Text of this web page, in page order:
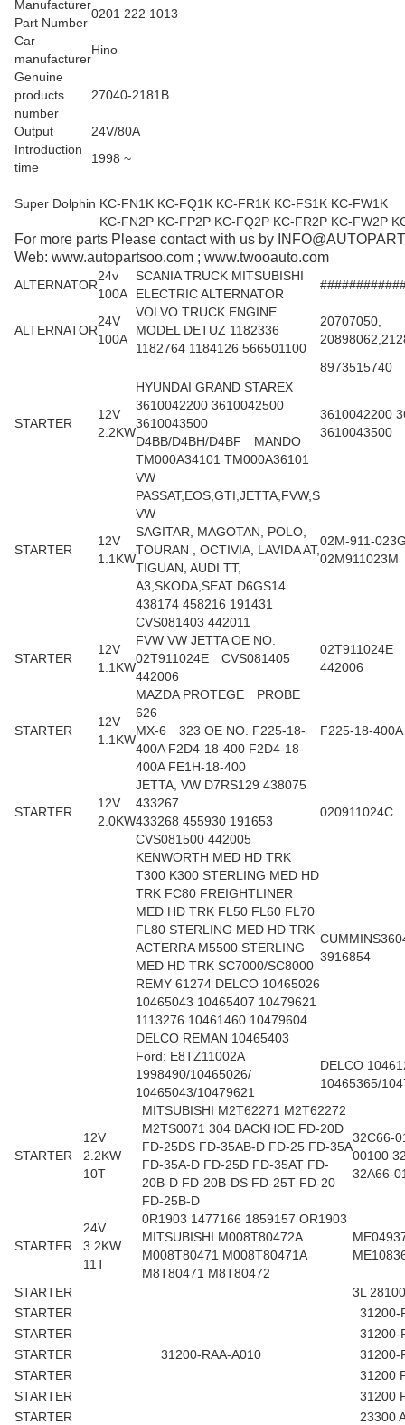
Manufacturer
Part Number
0201 222 1013
Car
manufacturer
Hino
Genuine
products
number
27040-2181B
Output
24V/80A
Introduction
time
1998 ~
Super Dolphin KC-FN1K KC-FQ1K KC-FR1K KC-FS1K KC-FW1K
KC-FN2P KC-FP2P KC-FQ2P KC-FR2P KC-FW2P
For more parts Please contact with us by
Web: www.autopartsoo.com ; www.twooauto.com
ALTERNATOR
24v
100A
SCANIA TRUCK MITSUBISHI
ELECTRIC ALTERNATOR
ALTERNATOR
24V
100A
VOLVO TRUCK ENGINE
MODEL DETUZ 1182336
1182764 1184126 566501100
20707050,
8973515740
STARTER
12V
2.2KW
HYUNDAI GRAND STAREX
3610042200 3610042500
3610043500
D4BB/D4BH/D4BF MANDO
TM000A34101 TM000A36101
3610042200
3610043500
STARTER
12V
1.1KW
VW
PASSAT,EOS,GTI,JETTA,FVW,S
VW
SAGITAR, MAGOTAN, POLO,
TOURAN , OCTIVIA, LAVIDA AT,
TIGUAN, AUDI TT,
A3,SKODA,SEAT D6GS14
438174 458216 191431
CVS081403 442011
02M-911-
02M911023M
STARTER
12V
1.1KW
FVW VW JETTA OE NO.
02T911024E CVS081405
442006
02T911024E
442006
STARTER
12V
1.1KW
MAZDA PROTEGE PROBE
626
MX-6 323 OE NO. F225-18-
400A F2D4-18-400 F2D4-18-
400A FE1H-18-400
F225-18-
STARTER
12V
2.0KW
JETTA, VW D7RS129 438075
433267
433268 455930 191653
CVS081500 442005
020911024C
KENWORTH MED HD TRK
T300 K300 STERLING MED HD
TRK FC80 FREIGHTLINER
MED HD TRK FL50 FL60 FL70
FL80 STERLING MED HD TRK
ACTERRA M5500 STERLING
MED HD TRK SC7000/SC8000
REMY 61274 DELCO 10465026
10465043 10465407 10479621
1113276 10461460 10479604
DELCO REMAN 10465403
3916854
Ford: E8TZ11002A
1998490/10465026/
10465043/10479621
DELCO
10465365/
STARTER
12V
2.2KW
10T
MITSUBISHI M2T62271 M2T62272
M2TS0071 304 BACKHOE FD-20D
FD-25DS FD-35AB-D FD-25 FD-35A
FD-35A-D FD-25D FD-35AT FD-
20B-D FD-20B-DS FD-25T FD-20
FD-25B-D
32C66-
00100
32A66-
STARTER
24V
3.2KW
11T
0R1903 1477166 1859157 OR1903
MITSUBISHI M008T80472A
M008T80471 M008T80471A
M8T80471 M8T80472
STARTER
3L
STARTER
31200-
STARTER
31200-
STARTER
31200-RAA-A010
31200-
STARTER
31200
STARTER
31200
STARTER
23300